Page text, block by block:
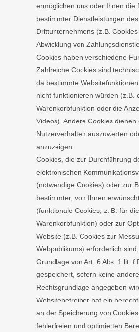
ermöglichen uns oder Ihnen die
bestimmter Dienstleistungen des
Drittunternehmens (z.B.
Abwicklung von
Cookies haben verschiedene
Zahlreiche Cookies sind
da bestimmte
nicht funktionieren würden (z.B.
Warenkorbfunktion oder die
Videos). Andere Cookies dienen
Nutzerverhalten auszuwerten
anzuzeigen.
Cookies, die zur Durchführung
elektronischen
(notwendige Cookies) oder zur
bestimmter, von Ihnen
(funktionale Cookies, z. B. für die
Warenkorbfunktion) oder zur
Website (z.B. Cookies zur
Webpublikums) erforderlich
Grundlage von Art. 6 Abs. 1 lit. f
gespeichert, sofern keine andere
Rechtsgrundlage angegeben
Websitebetreiber hat ein
an der Speicherung von
fehlerfreien und optimierten